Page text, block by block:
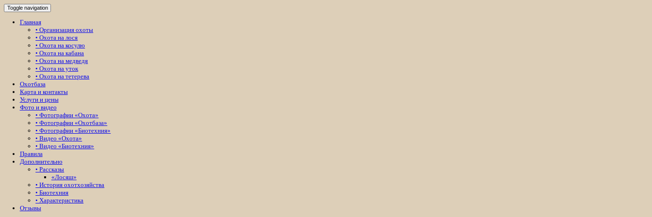
Toggle navigation
Главная
• Организация охоты
• Охота на лося
• Охота на косулю
• Охота на кабана
• Охота на медведя
• Охота на уток
• Охота на тетерева
Охотбаза
Карта и контакты
Услуги и цены
Фото и видео
• Фотографии «Охота»
• Фотографии «Охотбаза»
• Фотографии «Биотехния»
• Видео «Охота»
• Видео «Биотехния»
Правила
Дополнительно